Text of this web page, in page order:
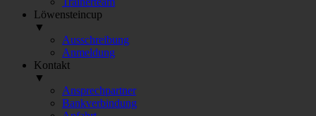
Löwensteincup
▼
Ausschreibung
Anmeldung
Kontakt
▼
Ansprechpartner
Bankverbindung